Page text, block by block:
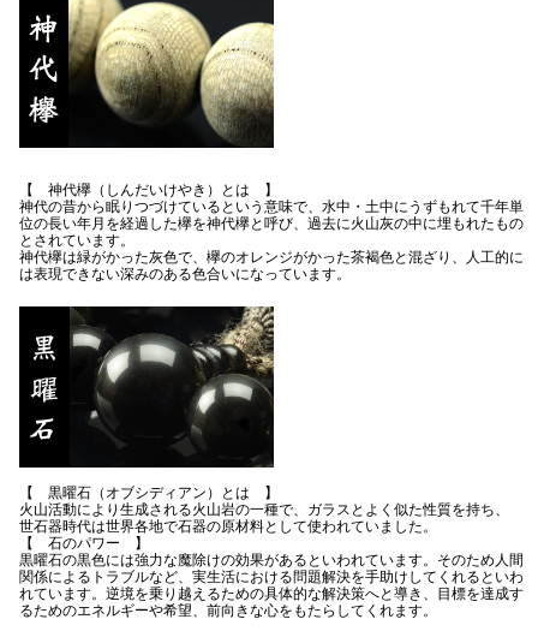
【 神代欅（しんだいけやき）とは 】
神代の昔から眠りつづけているという意味で、水中・土中にうずもれて千年単
位の長い年月を経過した欅を神代欅と呼び、過去に火山灰の中に埋もれたもの
とされています。
神代欅は緑がかった灰色で、欅のオレンジがかった茶褐色と混ざり、人工的に
は表現できない深みのある色合いになっています。
【 黒曜石（オブシディアン）とは 】
火山活動により生成される火山岩の一種で、ガラスとよく似た性質を持ち、
世石器時代は世界各地で石器の原材料として使われていました。
【 石のパワー 】
黒曜石の黒色には強力な魔除けの効果があるといわれています。そのため人間
関係によるトラブルなど、実生活における問題解決を手助けしてくれるといわ
れています。逆境を乗り越えるための具体的な解決策へと導き、目標を達成す
るためのエネルギーや希望、前向きな心をもたらしてくれます。